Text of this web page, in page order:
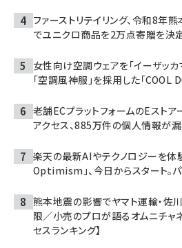
ファーストリテイリング、令和8年
でユニクロ商品を2万点寄贈を決
女性向け空調ウェアを「イーザッ
「空調風神服」を採用した「COOL
老舗ECプラットフォームのEストア
アクセス、885万件の個人情報が
楽天の最新AIやテクノロジーを体
Optimism」、今日からスタート。
熊本地震の影響でヤマト運輸・佐
限／小売のプロが語るオムニチャ
セスランキング】